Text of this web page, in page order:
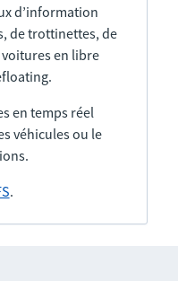
d’information
de trottinettes, de
en libre
en temps réel
véhicules ou le
.